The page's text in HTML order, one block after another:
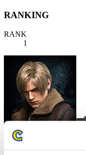
RANKING
RANK
1
kana